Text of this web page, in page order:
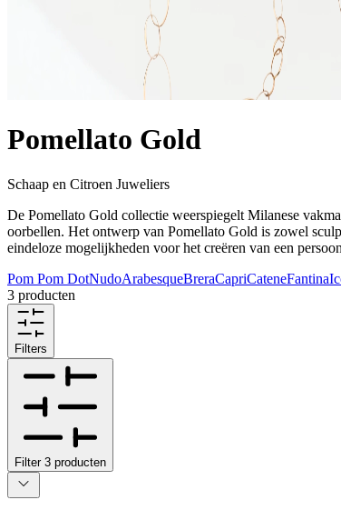
Pomellato Gold
Schaap en Citroen Juweliers
De Pomellato Gold collectie weerspiegelt Milanese
oorbellen. Het ontwerp van Pomellato Gold is zowel
eindeloze mogelijkheden voor het creëren van een
Pom Pom DotNudoArabesqueBreraCapriCateneFantina
3 producten
Filters
Filter 3 producten